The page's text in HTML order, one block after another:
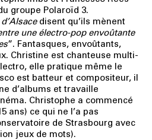
groupe Polaroïd 3.
disent qu’ils mènent
une électro-pop envoûtante
”. Fantasques, envoûtants,
Christine est chanteuse multi-
elle pratique même le
est batteur et compositeur, il
d’albums et travaille
Christophe a commencé
ans) ce qui ne l’a pas
de Strasbourg avec
jeux de mots).